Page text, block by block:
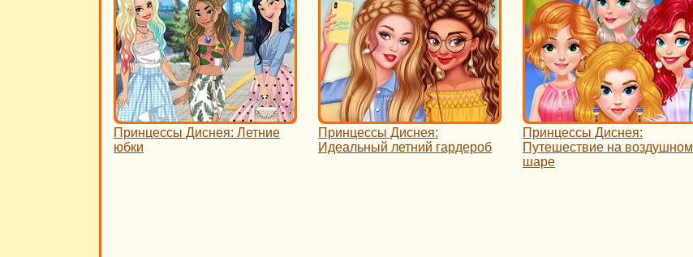
Принцессы Диснея: Летние
юбки
Принцессы Диснея:
Идеальный летний гардероб
Принцессы Диснея:
Путешествие на воздушном
шаре